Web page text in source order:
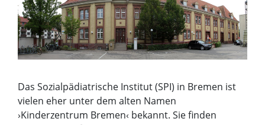
Das Sozialpädiatrische Institut (SPI) in Bremen ist
vielen eher unter dem alten Namen
›Kinderzentrum Bremen‹ bekannt. Sie finden